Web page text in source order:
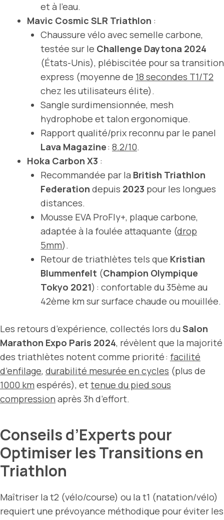
et à l’eau.
Mavic Cosmic SLR Triathlon :
Chaussure vélo avec semelle carbone,
testée sur le Challenge Daytona 2024
(États-Unis), plébiscitée pour sa transition
express (moyenne de 18 secondes T1/T2
chez les utilisateurs élite).
Sangle surdimensionnée, mesh
hydrophobe et talon ergonomique.
Rapport qualité/prix reconnu par le panel
Lava Magazine: 8.2/10.
Hoka Carbon X3 :
Recommandée par la British Triathlon
Federation depuis 2023 pour les longues
distances.
Mousse EVA ProFly+, plaque carbone,
adaptée à la foulée attaquante (drop
5mm).
Retour de triathlètes tels que Kristian
Blummenfelt (Champion Olympique
Tokyo 2021) : confortable du 35ème au
42ème km sur surface chaude ou mouillée.
Les retours d’expérience, collectés lors du Salon
Marathon Expo Paris 2024, révèlent que la majorité
des triathlètes notent comme priorité : facilité
d’enfilage, durabilité mesurée en cycles (plus de
1000 km espérés), ettenue du pied sous
compression après 3h d’effort.
Conseils d’Experts pour
Optimiser les Transitions en
Triathlon
Maîtriser la t2 (vélo/course) ou la t1 (natation/vélo)
requiert une prévoyance méthodique pour éviter les